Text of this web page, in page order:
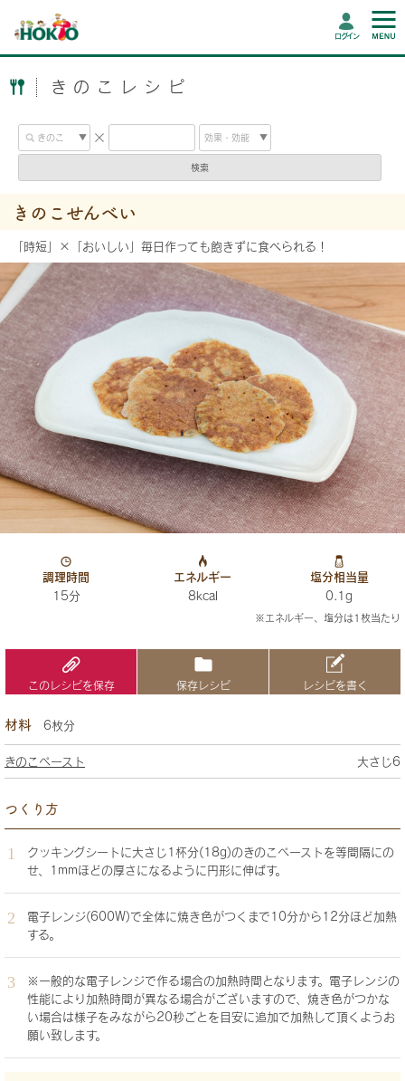
ログイン
きのこレシピ
検索
きのこせんべい
「時短」×「おいしい」毎日作っても飽きずに食べられる！
調理時間
15分
エネルギー
8kcal
塩分相当量
0.1g
※エネルギー、塩分は1枚当たり
このレシピを保存 保存レシピ レシピを書く
材料 6枚分
きのこペースト 大さじ6
つくり方
クッキングシートに大さじ1杯分(18g)のきのこペーストを等間隔にの
せ、1mmほどの厚さになるように円形に伸ばす。
電子レンジ(600W)で全体に焼き色がつくまで10分から12分ほど加熱
する。
※一般的な電子レンジで作る場合の加熱時間となります。電子レンジの
性能により加熱時間が異なる場合がございますので、焼き色がつかな
い場合は様子をみながら20秒ごとを目安に追加で加熱して頂くようお
願い致します。